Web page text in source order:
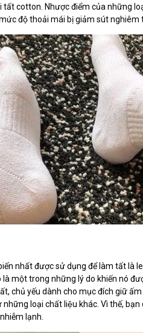
tất cotton. Nhược điểm của những
độ thoải mái bị giảm sút nghiêm
nhất được sử dụng để làm tất là
một trong những lý do khiến nó
chủ yếu dành cho mục đích giữ
loại chất liệu khác. Vì thế,
lạnh.